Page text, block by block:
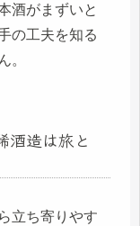
酒がまずいと
の工夫を知る
。
酒造は旅と
立ち寄りやす